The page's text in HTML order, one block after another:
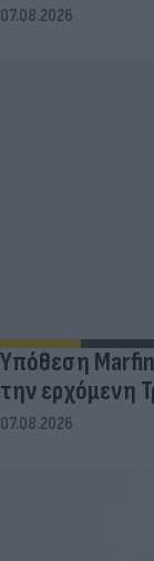
07.08.2026
Υπόθεση
την ερχόμενη
07.08.2026